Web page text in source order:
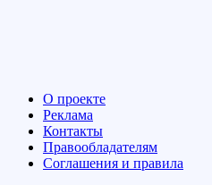
О проекте
Реклама
Контакты
Правообладателям
Соглашения и правила